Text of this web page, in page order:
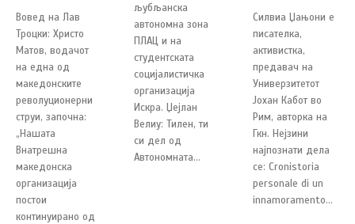
Вовед на Лав
Троцки: Христо
Матов, водачот
на една од
македонските
револуционерни
струи, започна:
„Нашата
Внатрешна
македонска
организација
постои
континуирано од
љубљанска
автономна зона
ПЛАЦ и на
студентската
социјалистичка
организација
Искра. Џејлан
Велиу: Тилен, ти
си дел од
Автономната...
Силвиа Џањони е
писателка,
активистка,
предавач на
Универзитетот
Јохан Кабот во
Рим, авторка на
Гкн. Нејзини
најпознати дела
се: Cronistoria
personale di un
innamoramento...